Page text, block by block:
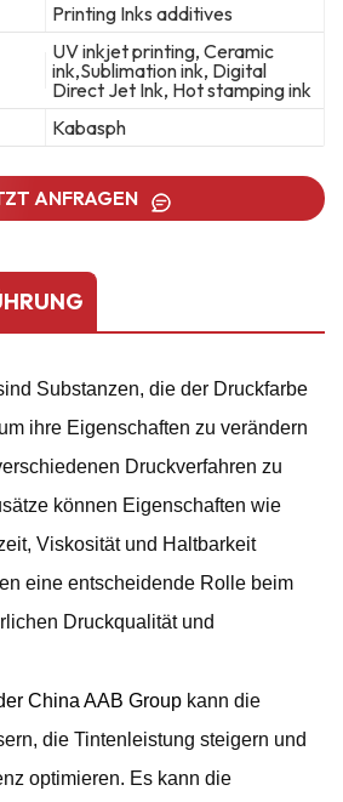
Printing Inks additives
UV inkjet printing, Ceramic
ink,Sublimation ink, Digital
Direct Jet Ink, Hot stamping ink
Kabasph
ANFRAGEN
Substanzen, die der Druckfarbe
ihre Eigenschaften zu verändern
Druckverfahren zu
können Eigenschaften wie
Viskosität und Haltbarkeit
eine entscheidende Rolle beim
Druckqualität und
China AAB Group kann die
die Tintenleistung steigern und
optimieren. Es kann die